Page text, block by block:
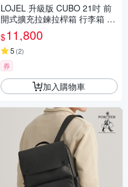
LOJEL 升級版 CUBO 21吋 前
開式擴充拉鍊拉桿箱 行李箱 旅
行箱 登機箱
$11,800
5 (2)
券
加入購物車